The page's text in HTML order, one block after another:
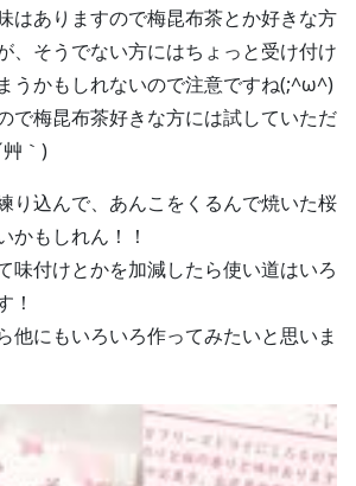
はありますので梅昆布茶とか好きな方
、そうでない方にはちょっと受け付け
うかもしれないので注意ですね(;^ω^)
で梅昆布茶好きな方には試していただ
｀)
り込んで、あんこをくるんで焼いた桜
かもしれん！！
味付けとかを加減したら使い道はいろ
！
他にもいろいろ作ってみたいと思いま